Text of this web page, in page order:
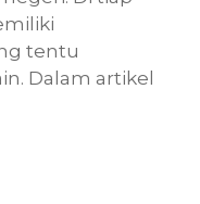
tentu
Dalam artikel